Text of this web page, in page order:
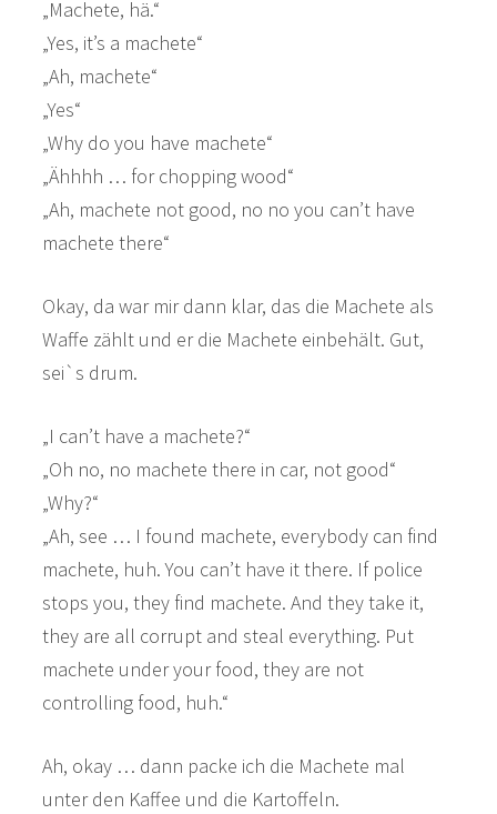
„Machete, hä.“
„Yes, it’s a machete“
„Ah, machete“
„Yes“
„Why do you have machete“
„Ähhhh … for chopping wood“
„Ah, machete not good, no no you can’t have
machete there“
Okay, da war mir dann klar, das die Machete als
Waffe zählt und er die Machete einbehält. Gut,
sei`s drum.
„I can’t have a machete?“
„Oh no, no machete there in car, not good“
„Why?“
„Ah, see … I found machete, everybody can find
machete, huh. You can’t have it there. If police
stops you, they find machete. And they take it,
they are all corrupt and steal everything. Put
machete under your food, they are not
controlling food, huh.“
Ah, okay … dann packe ich die Machete mal
unter den Kaffee und die Kartoffeln.